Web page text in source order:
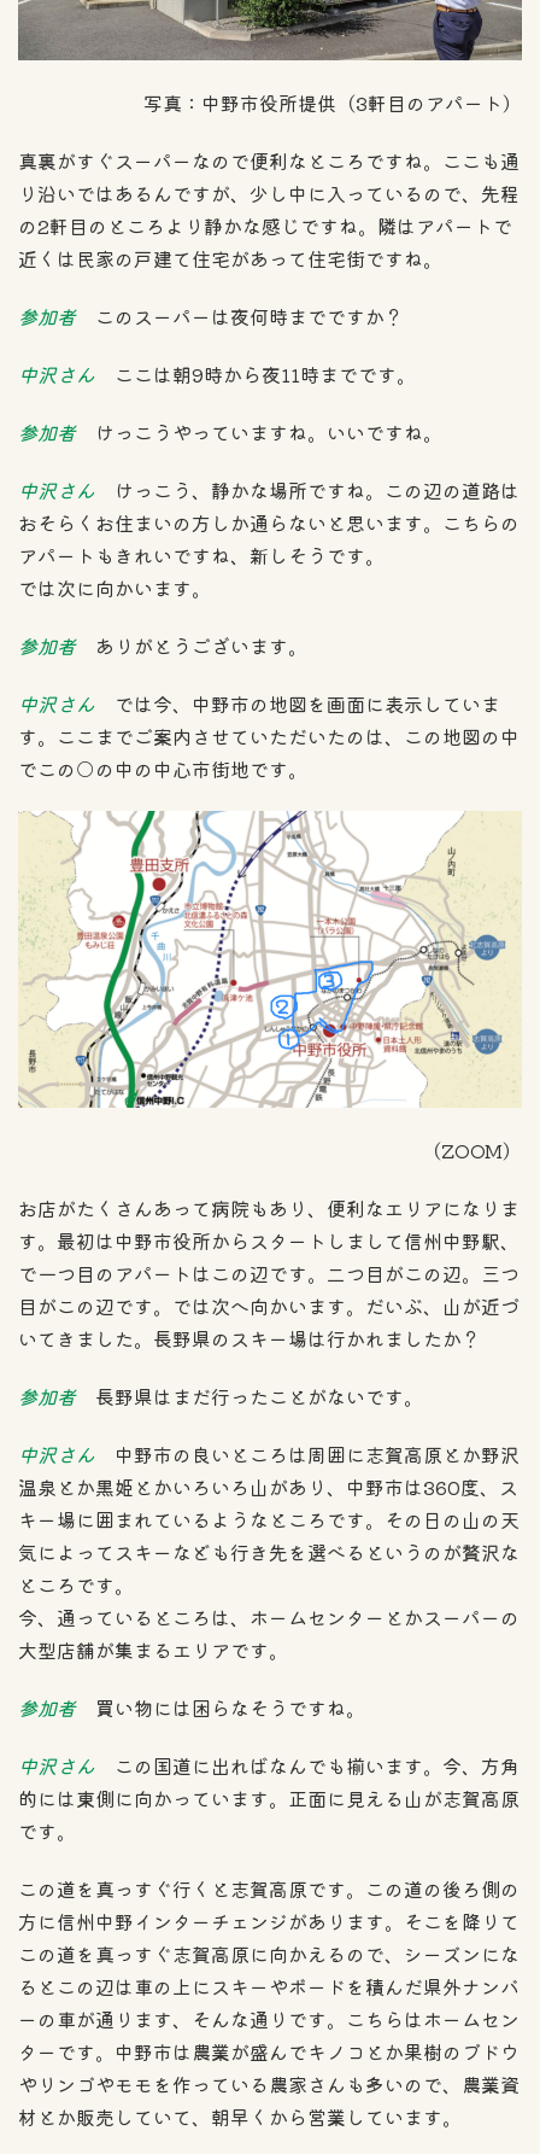
写真：中野市役所提供（3軒目のアパート）
真裏がすぐスーパーなので便利なところですね。ここも通
り沿いではあるんですが、少し中に入っているので、先程
の2軒目のところより静かな感じですね。隣はアパートで
近くは民家の戸建て住宅があって住宅街ですね。
参加者このスーパーは夜何時までですか？
中沢さん ここは朝9時から夜11時までです。
参加者けっこうやっていますね。いいですね。
中沢さん けっこう、静かな場所ですね。この辺の道路は
おそらくお住まいの方しか通らないと思います。こちらの
アパートもきれいですね、新しそうです。
では次に向かいます。
参加者ありがとうございます。
中沢さん では今、中野市の地図を画面に表示していま
す。ここまでご案内させていただいたのは、この地図の中
でこの○の中の中心市街地です。
（ZOOM）
お店がたくさんあって病院もあり、便利なエリアになりま
す。最初は中野市役所からスタートしまして信州中野駅、
で一つ目のアパートはこの辺です。二つ目がこの辺。三つ
目がこの辺です。では次へ向かいます。だいぶ、山が近づ
いてきました。長野県のスキー場は行かれましたか？
参加者長野県はまだ行ったことがないです。
中沢さん 中野市の良いところは周囲に志賀高原とか野沢
温泉とか黒姫とかいろいろ山があり、中野市は360度、ス
キー場に囲まれているようなところです。その日の山の天
気によってスキーなども行き先を選べるというのが贅沢な
ところです。
今、通っているところは、ホームセンターとかスーパーの
大型店舗が集まるエリアです。
参加者買い物には困らなそうですね。
中沢さん この国道に出ればなんでも揃います。今、方角
的には東側に向かっています。正面に見える山が志賀高原
です。
この道を真っすぐ行くと志賀高原です。この道の後ろ側の
方に信州中野インターチェンジがあります。そこを降りて
この道を真っすぐ志賀高原に向かえるので、シーズンにな
るとこの辺は車の上にスキーやボードを積んだ県外ナンバ
ーの車が通ります、そんな通りです。こちらはホームセン
ターです。中野市は農業が盛んでキノコとか果樹のブドウ
やリンゴやモモを作っている農家さんも多いので、農業資
材とか販売していて、朝早くから営業しています。